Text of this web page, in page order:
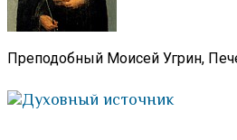
Преподобный Моисей Угрин,
Духовный источник